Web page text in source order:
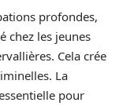
profondes,
chez les jeunes
Cela crée
La
pour